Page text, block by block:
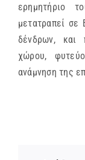
ερημητήριο
μετατραπεί
δένδρων, και
χώρου,
ανάμνηση της